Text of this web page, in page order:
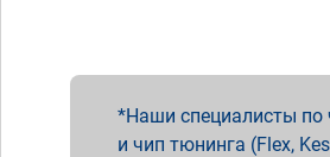
Наши специалисты по
и чип тюнинга (Flex,